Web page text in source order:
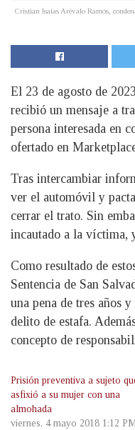
Cristian Isaías Arévalo Ramos,
El 23 de agosto de
recibió un mensaje a
persona interesada en
ofertado en
Tras intercambiar
ver el automóvil y
cerrar el trato. Sin
incautado a la víctima,
Como resultado de
Sentencia de San
una pena de tres años
delito de estafa.
concepto de
Prisión preventiva a sujeto
asfixió a su mujer con una
almohada
viernes, 4 mayo 2018 1:12